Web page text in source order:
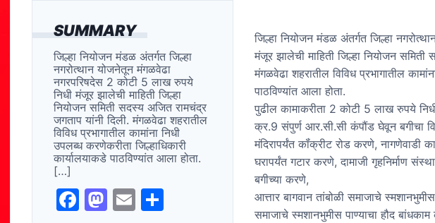
SUMMARY
जिल्हा नियोजन मंडळ अंतर्गत जिल्हा
नगरोत्थान योजनेतून मंगळवेढा
नगरपरिषदेस 2 कोटी 5 लाख रुपये
निधी मंजूर झालेची माहिती जिल्हा
नियोजन समिती सदस्य अजित रामचंद्र
जगताप यांनी दिली. मंगळवेढा शहरातील
विविध प्रभागातील कामांना निधी
उपलब्ध करणेकरीता जिल्हाधिकारी
कार्यालयाकडे पाठविण्यांत आला होता.
[…]
F
M E
जिल्हा नियोजन मंडळ अंतर्गत जिल्हा
मंजूर झालेची माहिती जिल्हा नियोजन
मंगळवेढा शहरातील विविध प्रभागातील
पाठविण्यांत आला होता.
पुढील कामाकरीता 2 कोटी 5 लाख रुपये
क्र.9 संपुर्ण आर.सी.सी कंपौंड घेवून बगीचा
मंदिरापर्यंत कॉंक्रीट रोड करणे,
घरापर्यंत गटार करणे, दामाजी गृहनिर्माण
बगीच्या करणे,
आत्तार बागवान तांबोळी समाजाचे
समाजाचे स्मशानभुमीस पाण्याचा हौद